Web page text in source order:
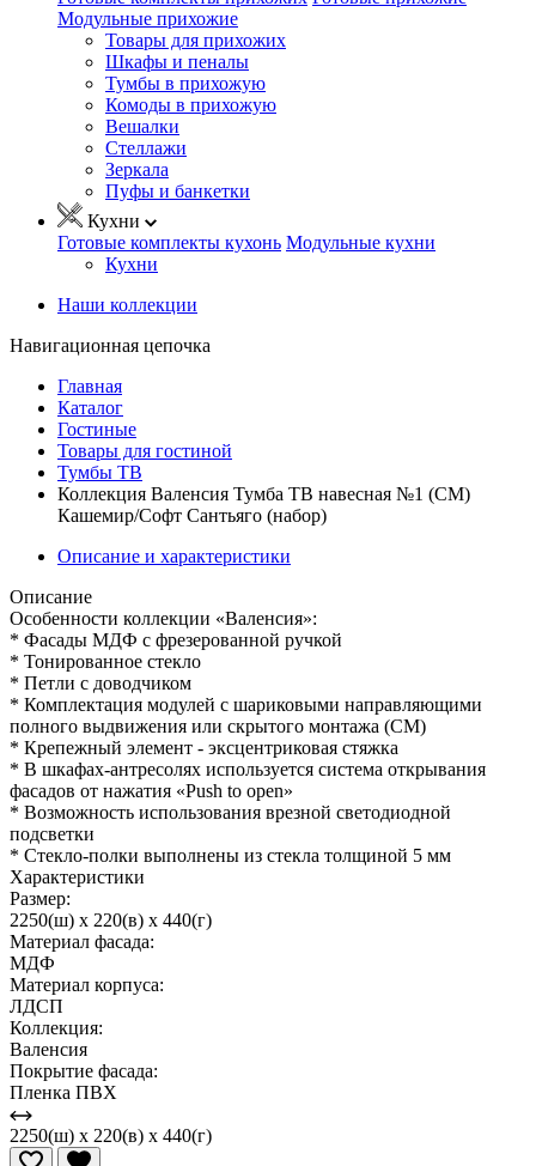
Модульные прихожие
Товары для прихожих
Шкафы и пеналы
Тумбы в прихожую
Комоды в прихожую
Вешалки
Стеллажи
Зеркала
Пуфы и банкетки
Кухни
Готовые комплекты кухонь Модульные кухни
Кухни
Наши коллекции
Навигационная цепочка
Главная
Каталог
Гостиные
Товары для гостиной
Тумбы ТВ
Коллекция Валенсия Тумба ТВ навесная №1 (СМ)
Кашемир/Софт Сантьяго (набор)
Описание и характеристики
Описание
Особенности коллекции «Валенсия»:
* Фасады МДФ с фрезерованной ручкой
* Тонированное стекло
* Петли с доводчиком
* Комплектация модулей с шариковыми направляющими
полного выдвижения или скрытого монтажа (СМ)
* Крепежный элемент - эксцентриковая стяжка
* В шкафах-антресолях используется система открывания
фасадов от нажатия «Push to open»
* Возможность использования врезной светодиодной
подсветки
* Стекло-полки выполнены из стекла толщиной 5 мм
Характеристики
Размер:
2250(ш) x 220(в) x 440(г)
Материал фасада:
МДФ
Материал корпуса:
ЛДСП
Коллекция:
Валенсия
Покрытие фасада:
Пленка ПВХ
2250(ш) x 220(в) x 440(г)